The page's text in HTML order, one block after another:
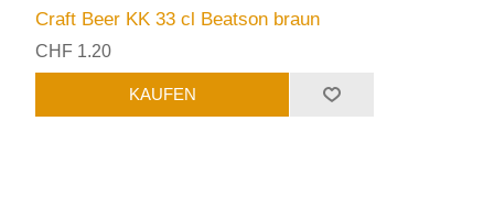
Craft Beer KK 33 cl Beatson braun
CHF 1.20